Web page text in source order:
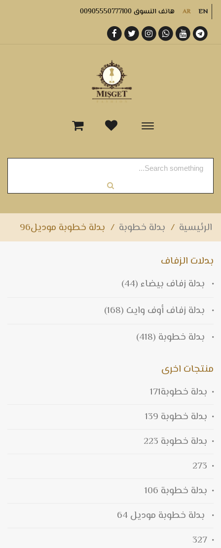
AR EN هاتف التسوق 00905550777100
-
الرئيسية / بدلة خطوبة / بدلة خطوبة موديل96
بدلات الزفاف
بدلة زفاف بيضاء (44)
بدلة زفاف أوف وايت (168)
بدلة خطوبة (418)
منتجات اخرى
بدلة خطوبة171
بدلة خطوبة 139
بدلة خطوبة 223
273
بدلة خطوبة 106
بدلة خطوبة موديل 64
327